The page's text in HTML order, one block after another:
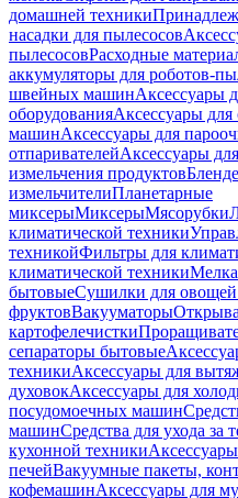
домашней техники
насадки для пылесосов
пылесосовРасходные
аккумуляторы для роботов-
швейных машинАксессуары
оборудованияАксессуары
машинАксессуары для
отпаривателейАксессуары
измельчения продуктов
измельчителиПланетарные
миксерыМиксерыМясорубки
климатической техники
техникойФильтры для
климатической техники
бытовыеСушилки для
фруктовВакууматоры
картофелечистки
сепараторы бытовые
техникиАксессуары для
духовокАксессуары для
посудомоечных машин
машинСредства для ухода за
кухонной техники
печейВакуумные пакеты,
кофемашинАксессуары для